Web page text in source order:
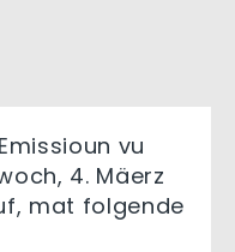
vu
4. Mäerz
mat folgende